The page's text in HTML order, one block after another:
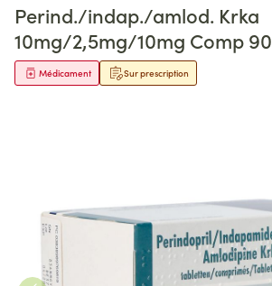
Perind./indap./amlod. Krka
10mg/2,5mg/10mg Comp 90
Sur prescription
Médicament